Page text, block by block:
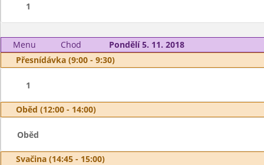
1
Menu Chod
Pondělí 5. 11. 2018
Přesnídávka (9:00 - 9:30)
1
Oběd (12:00 - 14:00)
Oběd
Svačina (14:45 - 15:00)